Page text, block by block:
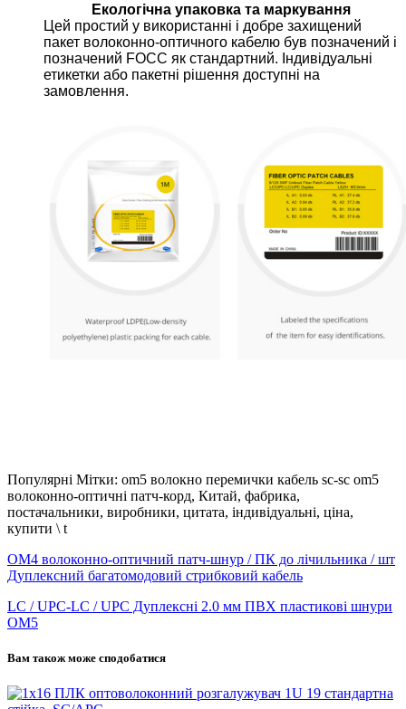
Екологічна упаковка та маркування
Цей простий у використанні і добре захищений
пакет волоконно-оптичного кабелю був позначений і
позначений FOCC як стандартний. Індивідуальні
етикетки або пакетні рішення доступні на
замовлення.
Популярні Мітки: om5 волокно перемички кабель sc-sc om5
волоконно-оптичні патч-корд, Китай, фабрика,
постачальники, виробники, цитата, індивідуальні, ціна,
купити \ t
OM4 волоконно-оптичний патч-шнур / ПК до лічильника / шт
Дуплексний багатомодовий стрибковий кабель
LC / UPC-LC / UPC Дуплексні 2.0 мм ПВХ пластикові шнури
OM5
Вам також може сподобатися